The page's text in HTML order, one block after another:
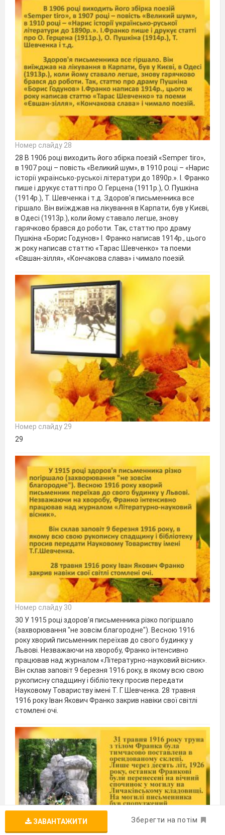
Номер слайду 28
28 В 1906 році виходить його збірка поезій «Semper tiro»,
в 1907 році – повість «Великий шум», в 1910 році – «Нарис
історії українсько-руської літератури до 1890p.». І. Франко
пише і друкує статті про О. Герцена (1911р.), О. Пушкіна
(1914р.), Т. Шевченка і т.д. Здоров'я письменника все
гіршало. Він виїжджав на лікування в Карпати, був у Києві,
в Одесі (1913p.), коли йому ставало легше, знову
гарячково брався до роботи. Так, статтю про драму
Пушкіна «Борис Годунов» І. Франко написав 1914р., цього
ж року написав статтю «Тарас Шевченко» та поеми
«Євшан-зілля», «Кончакова слава» і чимало поезій.
Номер слайду 29
29
Номер слайду 30
30 У 1915 році здоров'я письменника різко погіршало
(захворювання "не зовсім благородне"). Весною 1916
року хворий письменник переїхав до свого будинку у
Львові. Незважаючи на хворобу, Франко інтенсивно
працював над журналом «Літературно-науковий вісник».
Він склав заповіт 9 березня 1916 року, в якому всю свою
рукописну спадщину і бібліотеку просив передати
Науковому Товариству імені Т. Г. Шевченка. 28 травня
1916 року Іван Якович Франко закрив навіки свої світлі
стомлені очі.
ЗАВАНТАЖИТИ Зберегти на потім